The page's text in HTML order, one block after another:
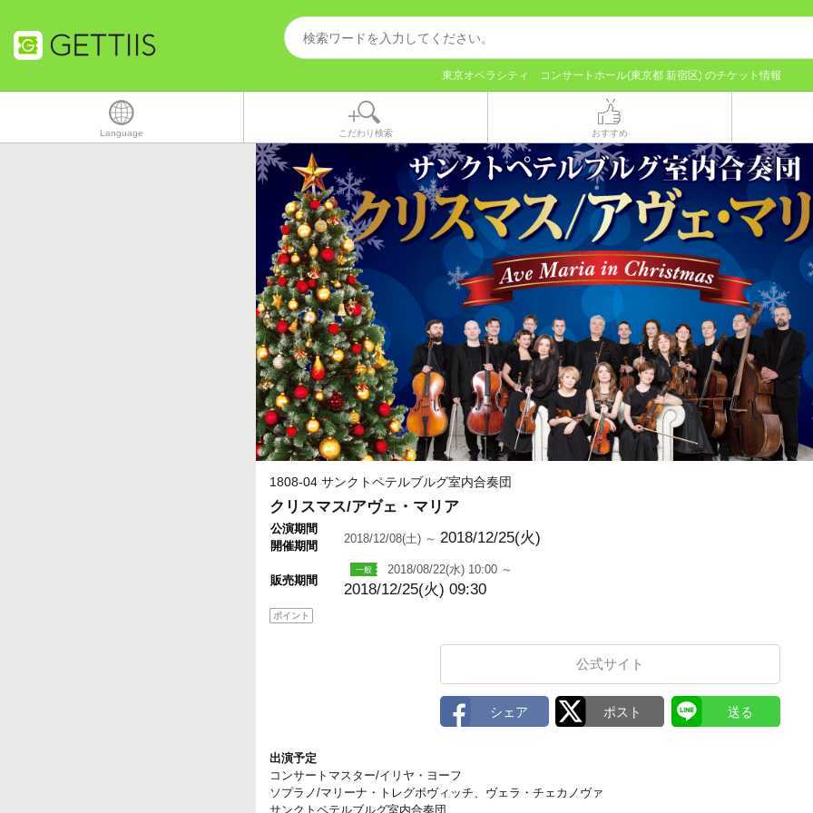
東京オペラシティ コンサートホール(東京都 新宿区) のチケット情報
Language こだわり検索 おすすめ
1808-04 サンクトペテルブルグ室内合奏団
クリスマス/アヴェ・マリア
公演期間
開催期間
2018/12/08(土) ～ 2018/12/25(火)
販売期間
2018/08/22(水) 10:00 ～
2018/12/25(火) 09:30
ポイント
公式サイト
出演予定
コンサートマスター/イリヤ・ヨーフ
ソプラノ/マリーナ・トレグボヴィッチ、ヴェラ・チェカノヴァ
サンクトペテルブルグ室内合奏団